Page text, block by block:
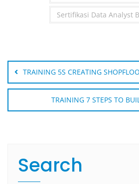
Sertifikasi Data Analyst
Post
navigation
TRAINING 5S CREATING
TRAINING 7 STEPS TO
Search